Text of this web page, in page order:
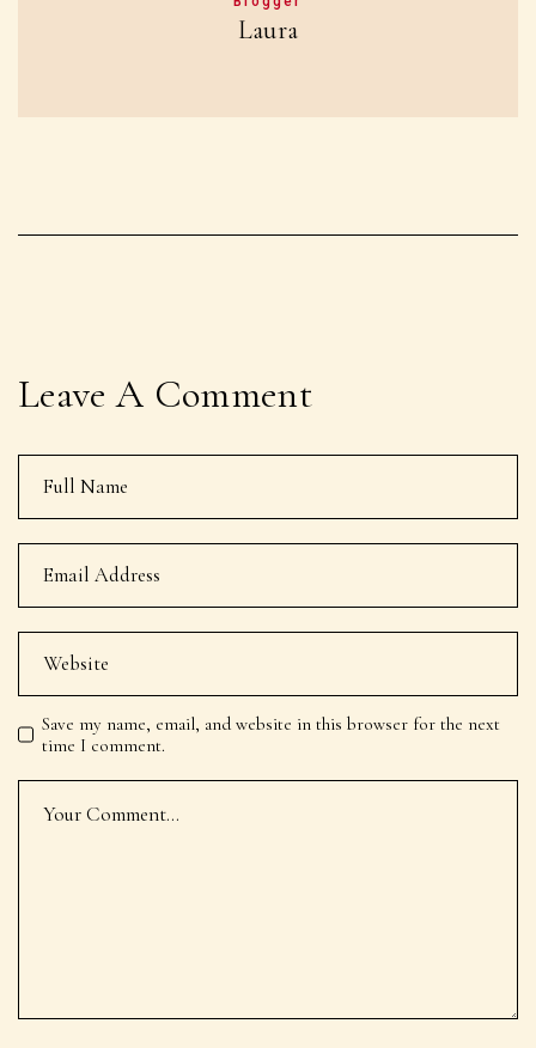
Laura
Leave A Comment
Save my name, email, and website in this browser for the next
time I comment.